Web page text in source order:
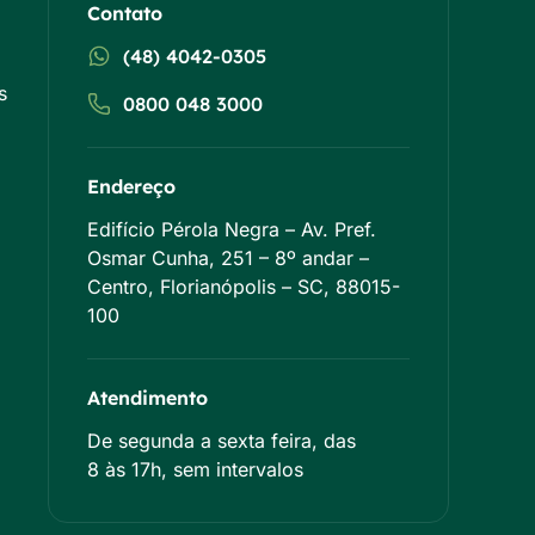
Contato
(48) 4042-0305
0800 048 3000
Endereço
Edifício Pérola Negra – Av. Pref.
Osmar Cunha, 251 – 8º andar –
Centro, Florianópolis – SC, 88015-
100
Atendimento
De segunda a sexta feira, das
8 às 17h, sem intervalos